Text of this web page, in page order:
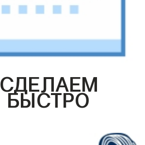
СДЕЛАЕМ
БЫСТРО